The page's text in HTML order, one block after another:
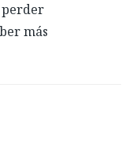
perder
más